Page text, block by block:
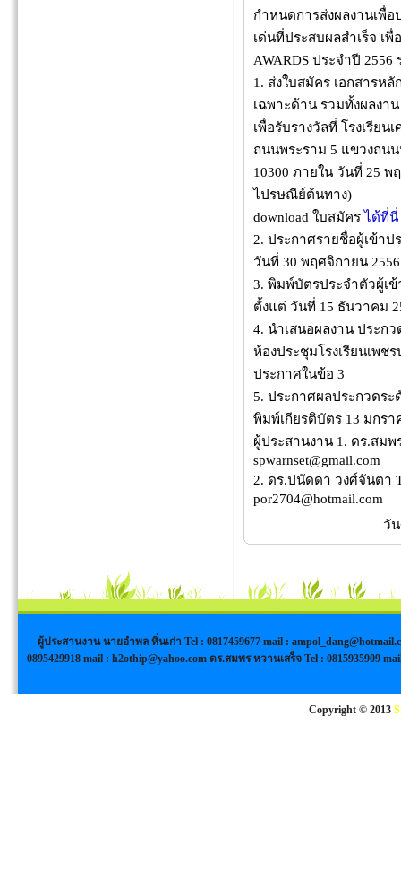
กำหนดการส่งผลงานเพื่
เด่นที่ประสบผลสำเร็จ เ
AWARDS ประจำปี
1. ส่งใบสมัคร เอกสารห
เฉพาะด้าน รวมทั้งผลงา
เพื่อรับรางวัลที่ โรงเรียน
ถนนพระราม 5 แขวงถน
10300 ภายใน วันที่ 25
ไปรษณีย์ต้นทาง)
download ใบสมัครได้ที่นี่
2. ประกาศรายชื่อผู้เข้าป
วันที่ 30 พฤศจิกายน 2556
3. พิมพ์บัตรประจำตัวผู้เ
ตั้งแต่ วันที่ 15 ธันวาคม
4. นำเสนอผลงาน ประก
ห้องประชุมโรงเรียนเพ
ประกาศในข้อ 3
5. ประกาศผลประกวดร
พิมพ์เกียรติบัตร 13 มกรา
ผู้ประสานงาน 1. ดร.สมพ
spwarnset@gmail.com
2. ดร.ปนัดดา วงศ์จันตา
por2704@hotmail.com
วั
ผู้ประสานงาน นายอำพล หิ่นเก่า Tel : 0817459677 mail :
0895429918 mail :h2othip@yahoo.com ดร.สมพร หวานเสร็จ Tel : 0815935909
Copyright © 2013